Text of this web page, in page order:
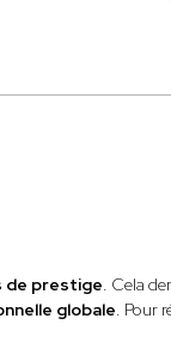
de prestige. Cela
globale. Pour